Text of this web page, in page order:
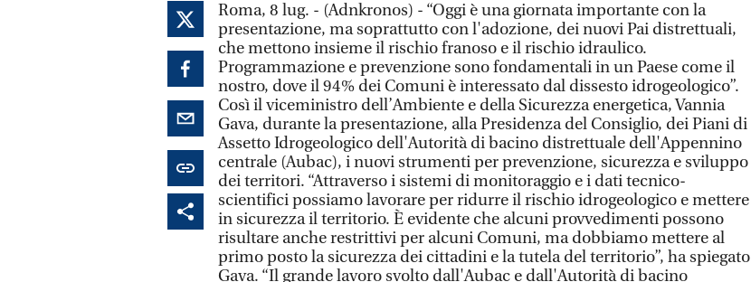
Roma, 8 lug. - (Adnkronos) - “Oggi è una giornata importante con la
presentazione, ma soprattutto con l'adozione, dei nuovi Pai distrettuali,
che mettono insieme il rischio franoso e il rischio idraulico.
Programmazione e prevenzione sono fondamentali in un Paese come il
nostro, dove il 94% dei Comuni è interessato dal dissesto idrogeologico”.
Così il viceministro dell’Ambiente e della Sicurezza energetica, Vannia
Gava, durante la presentazione, alla Presidenza del Consiglio, dei Piani di
Assetto Idrogeologico dell'Autorità di bacino distrettuale dell'Appennino
centrale (Aubac), i nuovi strumenti per prevenzione, sicurezza e sviluppo
dei territori. “Attraverso i sistemi di monitoraggio e i dati tecnico-
scientifici possiamo lavorare per ridurre il rischio idrogeologico e mettere
in sicurezza il territorio. È evidente che alcuni provvedimenti possono
risultare anche restrittivi per alcuni Comuni, ma dobbiamo mettere al
primo posto la sicurezza dei cittadini e la tutela del territorio”, ha spiegato
Gava. “Il grande lavoro svolto dall'Aubac e dall'Autorità di bacino